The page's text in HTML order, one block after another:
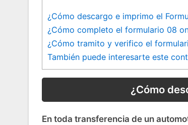
¿Cómo descargo e imprimo el
¿Cómo completo el formulario 08
¿Cómo tramito y verifico el
También puede interesarte este
¿Cómo
En toda transferencia de un